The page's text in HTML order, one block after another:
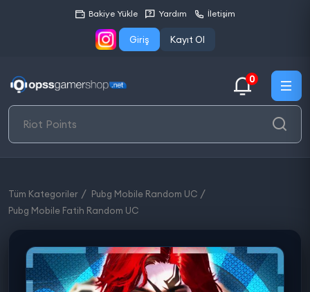
Bakiye Yükle Yardım İletişim
Giriş Kayıt Ol
0
Tüm Kategoriler
Pubg Mobile Random UC
Pubg Mobile Fatih Random UC